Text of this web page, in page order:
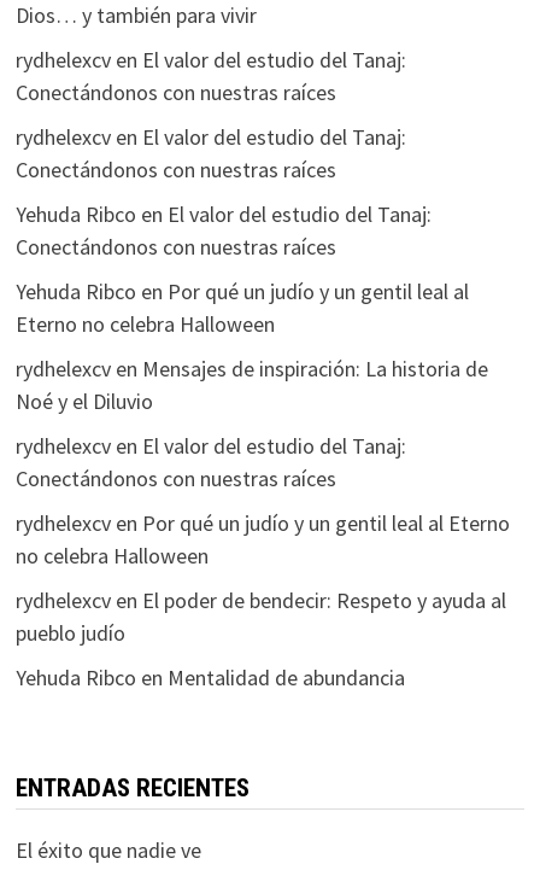
Dios… y también para vivir
rydhelexcven El valor del estudio del Tanaj:
Conectándonos con nuestras raíces
rydhelexcven El valor del estudio del Tanaj:
Conectándonos con nuestras raíces
Yehuda Ribco en El valor del estudio del Tanaj:
Conectándonos con nuestras raíces
Yehuda Ribco en Por qué un judío y un gentil leal al
Eterno no celebra Halloween
rydhelexcven Mensajes de inspiración: La historia de
Noé y el Diluvio
rydhelexcven El valor del estudio del Tanaj:
Conectándonos con nuestras raíces
rydhelexcven Por qué un judío y un gentil leal al Eterno
no celebra Halloween
rydhelexcven El poder de bendecir: Respeto y ayuda al
pueblo judío
Yehuda Ribco en Mentalidad de abundancia
ENTRADAS RECIENTES
El éxito que nadie ve